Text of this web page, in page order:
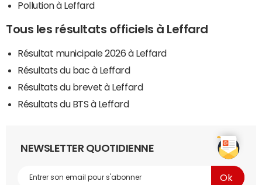
Pollution à Leffard
Tous les résultats officiels à Leffard
Résultat municipale 2026 à Leffard
Résultats du bac à Leffard
Résultats du brevet à Leffard
Résultats du BTS à Leffard
NEWSLETTER QUOTIDIENNE